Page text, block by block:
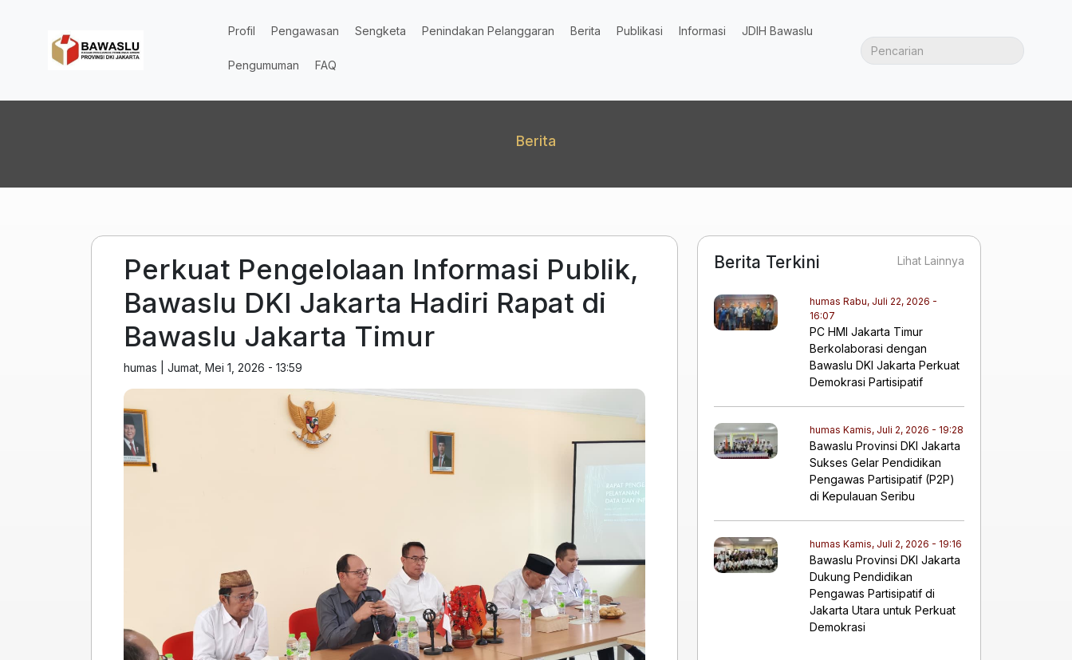
Profil
Pengawasan Sengketa Penindakan Pelanggaran Berita Publikasi Informasi JDIH Bawaslu
Pengumuman FAQ
Berita
Perkuat Pengelolaan Informasi Publik,
Bawaslu DKI Jakarta Hadiri Rapat di
Bawaslu Jakarta Timur
humas Jumat, Mei 1, 2026 - 13:59
Berita Terkini
humas Rabu, Juli 22, 2026 -
16:07
PC HMI Jakarta Timur
Berkolaborasi dengan
Bawaslu DKI Jakarta Perkuat
Demokrasi Partisipatif
humas Kamis, Juli 2, 2026 - 19:28
​Bawaslu Provinsi DKI Jakarta
Sukses Gelar Pendidikan
Pengawas Partisipatif (P2P)
di Kepulauan Seribu
humas Kamis, Juli 2, 2026 - 19:16
Bawaslu Provinsi DKI Jakarta
Dukung Pendidikan
Pengawas Partisipatif di
Jakarta Utara untuk Perkuat
Demokrasi
Lihat Lainnya